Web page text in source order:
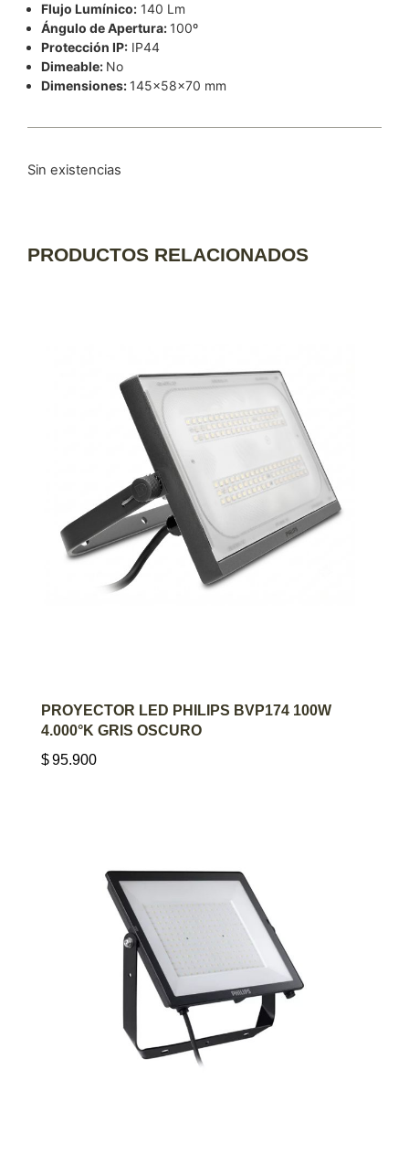
Flujo Lumínico: 140 Lm
Ángulo de Apertura: 100º
Protección IP: IP44
Dimeable: No
Dimensiones: 145x58x70 mm
Sin existencias
PRODUCTOS RELACIONADOS
AGREGAR AL CARRITO
PROYECTOR LED PHILIPS BVP174 100W
4.000°K GRIS OSCURO
$95.900